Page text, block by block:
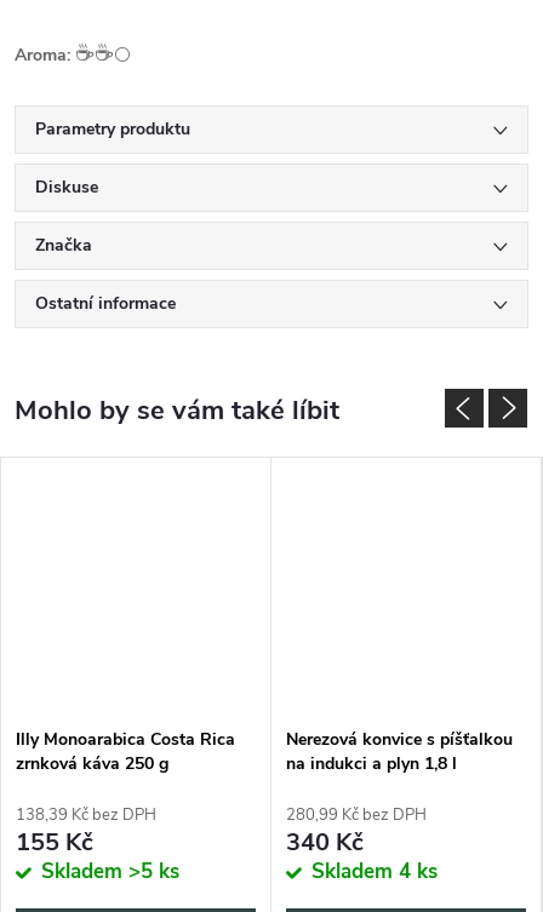
Aroma: ☕️☕️⚪
Parametry produktu
Diskuse
Značka
Ostatní informace
Illy Monoarabica Costa Rica
zrnková káva 250 g
138,39 Kč bez DPH
155 Kč
Skladem >5 ks
Nerezová konvice s píšťalkou
na indukci a plyn 1,8 l
280,99 Kč bez DPH
340 Kč
Skladem 4 ks